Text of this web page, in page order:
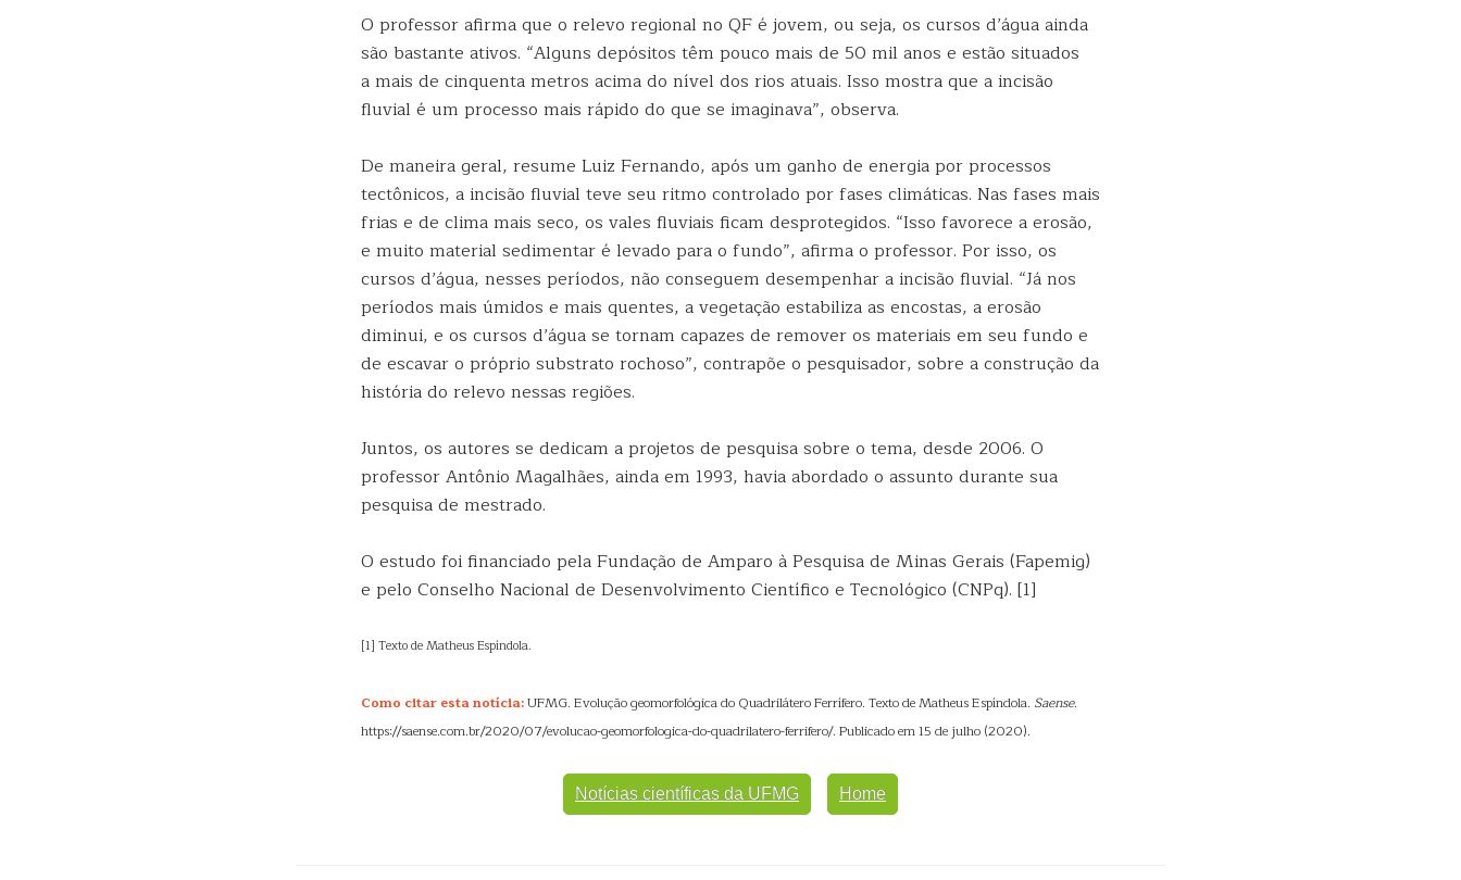
O professor afirma que o relevo regional no QF é jovem, ou seja, os cursos d’água ainda
são bastante ativos. “Alguns depósitos têm pouco mais de 50 mil anos e estão situados
a mais de cinquenta metros acima do nível dos rios atuais. Isso mostra que a incisão
fluvial é um processo mais rápido do que se imaginava”, observa.
De maneira geral, resume Luiz Fernando, após um ganho de energia por processos
tectônicos, a incisão fluvial teve seu ritmo controlado por fases climáticas. Nas fases mais
frias e de clima mais seco, os vales fluviais ficam desprotegidos. “Isso favorece a erosão,
e muito material sedimentar é levado para o fundo”, afirma o professor. Por isso, os
cursos d’água, nesses períodos, não conseguem desempenhar a incisão fluvial. “Já nos
períodos mais úmidos e mais quentes, a vegetação estabiliza as encostas, a erosão
diminui, e os cursos d’água se tornam capazes de remover os materiais em seu fundo e
de escavar o próprio substrato rochoso”, contrapõe o pesquisador, sobre a construção da
história do relevo nessas regiões.
Juntos, os autores se dedicam a projetos de pesquisa sobre o tema, desde 2006. O
professor Antônio Magalhães, ainda em 1993, havia abordado o assunto durante sua
pesquisa de mestrado.
O estudo foi financiado pela Fundação de Amparo à Pesquisa de Minas Gerais (Fapemig)
e pelo Conselho Nacional de Desenvolvimento Científico e Tecnológico (CNPq). [1]
[1] Texto de Matheus Espíndola.
Como citar esta notícia:UFMG. Evolução geomorfológica do Quadrilátero Ferrífero. Texto de Matheus Espíndola. Saense.
https://saense.com.br/2020/07/evolucao-geomorfologica-do-quadrilatero-ferrifero/. Publicado em 15 de julho (2020).
Notícias científicas da UFMG Home